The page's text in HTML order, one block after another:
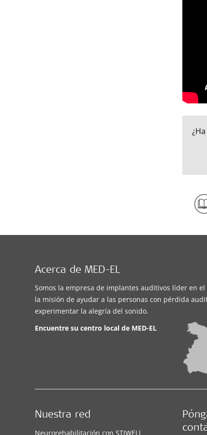
Acerca de MED-EL
Somos la empresa de implantes auditivos líder en
la misión de ayudar a las personas con pérdida
experimentar la alegría del sonido.
Encuentre su centro local de MED-EL
Nuestra red
Neurorehabilitación con STIWELL